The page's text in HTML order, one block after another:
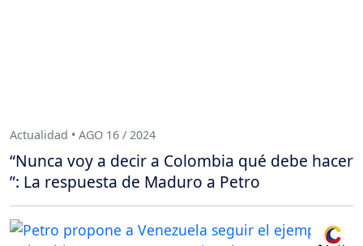
Actualidad • AGO 16 / 2024
“Nunca voy a decir a Colombia qué debe hacer
”: La respuesta de Maduro a Petro